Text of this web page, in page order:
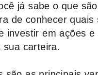
já sabe o que
de conhecer quais
investir em ações e
sua carteira.